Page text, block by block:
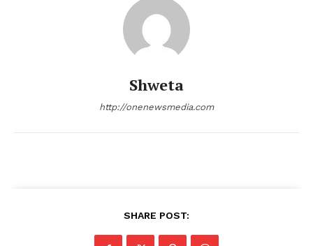
Shweta
http://onenewsmedia.com
SHARE POST: